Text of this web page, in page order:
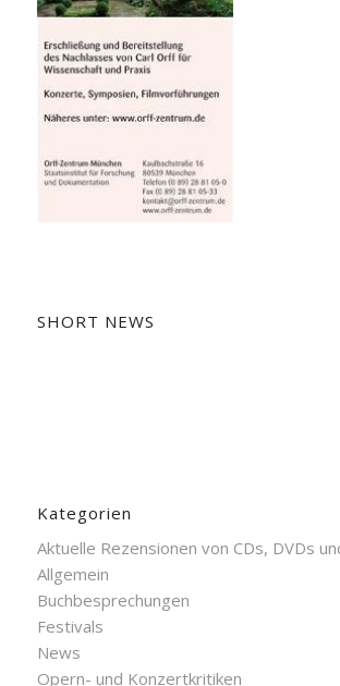
SHORT NEWS
Kategorien
Aktuelle Rezensionen von CDs, DVDs
Allgemein
Buchbesprechungen
Festivals
News
Opern- und Konzertkritiken